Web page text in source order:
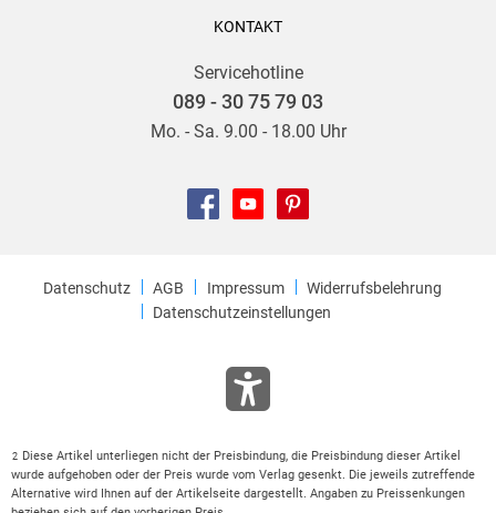
KONTAKT
Servicehotline
089 - 30 75 79 03
Mo. - Sa. 9.00 - 18.00 Uhr
Datenschutz AGB Impressum
Widerrufsbelehrung
Datenschutzeinstellungen
2
Diese Artikel unterliegen nicht der Preisbindung, die Preisbindung dieser Artikel
wurde aufgehoben oder der Preis wurde vom Verlag gesenkt. Die jeweils zutreffende
Alternative wird Ihnen auf der Artikelseite dargestellt. Angaben zu Preissenkungen